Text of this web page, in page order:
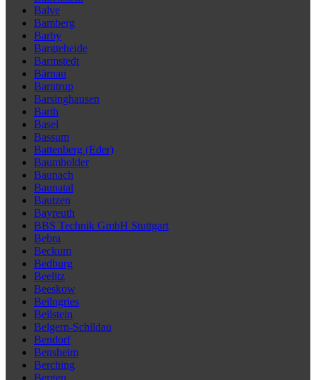
Balve
Bamberg
Barby
Bargteheide
Barmstedt
Bärnau
Barntrup
Barsinghausen
Barth
Basel
Bassum
Battenberg (Eder)
Baumholder
Baunach
Baunatal
Bautzen
Bayreuth
BBS Technik GmbH Stuttgart
Bebra
Beckum
Bedburg
Beelitz
Beeskow
Beilngries
Beilstein
Belgern-Schildau
Bendorf
Bensheim
Berching